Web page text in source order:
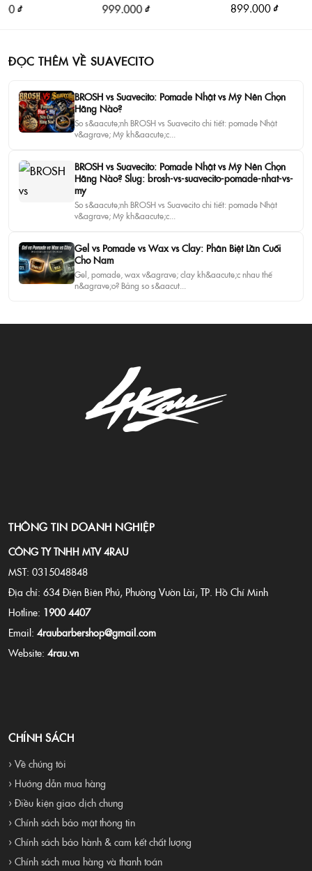
999.000 ₫ 899.000 ₫
ĐỌC THÊM VỀ SUAVECITO
BROSH vs Suavecito: Pomade Nhật vs Mỹ Nên Chọn
Hãng Nào?
So s&aacute;nh BROSH vs Suavecito chi tiết: pomade Nhật
v&agrave; Mỹ kh&aacute;c...
BROSH vs Suavecito: Pomade Nhật vs Mỹ Nên Chọn
Hãng Nào? Slug: brosh-vs-suavecito-pomade-nhat-vs-
my
So s&aacute;nh BROSH vs Suavecito chi tiết: pomade Nhật
v&agrave; Mỹ kh&aacute;c...
Gel vs Pomade vs Wax vs Clay: Phân Biệt Lần Cuối
Cho Nam
Gel, pomade, wax v&agrave; clay kh&aacute;c nhau thế
n&agrave;o? Bảng so s&aacut...
THÔNG TIN DOANH NGHIỆP
CÔNG TY TNHH MTV 4RAU
MST: 0315048848
Địa chỉ: 634 Điện Biên Phủ, Phường Vườn Lài, TP. Hồ Chí Minh
Hotline: 1900 4407
Email: 4raubarbershop@gmail.com
Website: 4rau.vn
CHÍNH SÁCH
› Về chúng tôi
› Hướng dẫn mua hàng
› Điều kiện giao dịch chung
› Chính sách bảo mật thông tin
› Chính sách bảo hành & cam kết chất lượng
› Chính sách mua hàng và thanh toán